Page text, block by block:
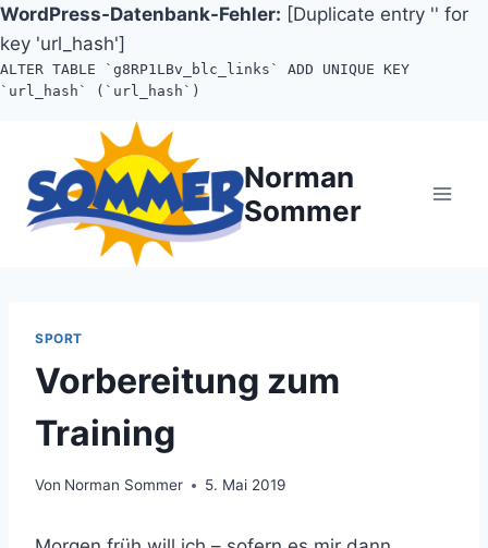
WordPress-Datenbank-Fehler: [Duplicate entry '' for
key 'url_hash']
ALTER TABLE `g8RP1LBv_blc_links` ADD UNIQUE KEY
`url_hash` (`url_hash`)
springen
Norman
Sommer
SPORT
Vorbereitung zum
Training
Von Norman Sommer 5. Mai 2019